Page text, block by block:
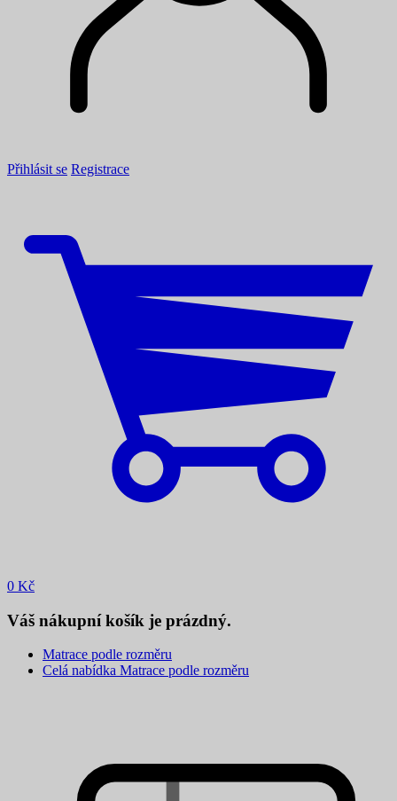
Přihlásit se Registrace
0 Kč
Váš nákupní košík je prázdný.
Matrace podle rozměru
Celá nabídka Matrace podle rozměru